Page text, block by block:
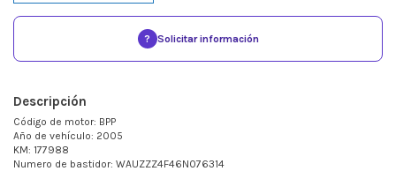
? Solicitar información
Descripción
Código de motor: BPP
Año de vehículo: 2005
KM: 177988
Numero de bastidor: WAUZZZ4F46N076314